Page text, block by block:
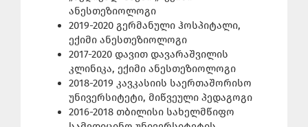
ანესთეზიოლოგი
2019-2020 გერმანული ჰოსპიტალი,
ექიმი ანესთეზიოლოგი
2017-2020 დავით დავარაშვილის
კლინიკა, ექიმი ანესთეზიოლოგი
2018-2019 კავკასიის საერთაშორისო
უნივერსიტეტი, მიწვეული პედაგოგი
2016-2018 თბილისი სახელმწიფო